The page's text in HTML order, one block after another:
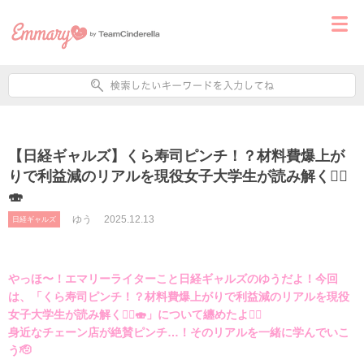
【日経ギャルズ】くら寿司ピンチ！？材料費爆上が
りで利益減のリアルを現役女子大学生が読み解く🕵🏻️
🍣
日経ギャルズ ゆう 2025.12.13
やっほ〜！エマリーライターこと日経ギャルズのゆうだよ！今回
は、「くら寿司ピンチ！？材料費爆上がりで利益減のリアルを現役
女子大学生が読み解く🕵🏻️🍣」について纏めたよ✍🏻
身近なチェーン店が絶賛ピンチ…！そのリアルを一緒に学んでいこ
う🫡